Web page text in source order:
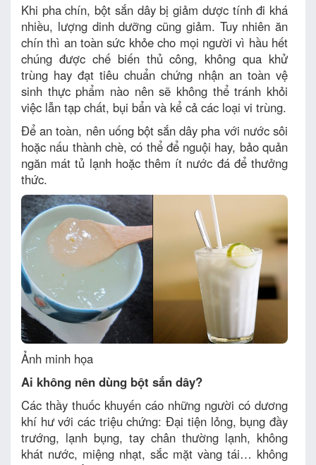
Khi pha chín, bột sắn dây bị giảm dược tính đi khá
nhiều, lượng dinh dưỡng cũng giảm. Tuy nhiên ăn
chín thì an toàn sức khỏe cho mọi người vì hầu hết
chúng được chế biến thủ công, không qua khử
trùng hay đạt tiêu chuẩn chứng nhận an toàn vệ
sinh thực phẩm nào nên sẽ không thể tránh khỏi
việc lẫn tạp chất, bụi bẩn và kể cả các loại vi trùng.
Để an toàn, nên uống bột sắn dây pha với nước sôi
hoặc nấu thành chè, có thể để nguội hay, bảo quản
ngăn mát tủ lạnh hoặc thêm ít nước đá để thưởng
thức.
Ảnh minh họa
Ai không nên dùng bột sắn dây?
Các thầy thuốc khuyến cáo những người có dương
khí hư với các triệu chứng: Đại tiện lỏng, bụng đầy
trướng, lạnh bụng, tay chân thường lạnh, không
khát nước, miệng nhạt, sắc mặt vàng tái… không